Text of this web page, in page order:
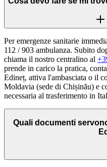
Per emergenze sanitarie
112 / 903 ambulanza. Subito
chiama il nostro centralino al
prende in carico la pratica,
Edineț, attiva l'ambasciata o il
Moldavia (sede di Chișinău) e
necessaria al trasferimento in
Quali documenti